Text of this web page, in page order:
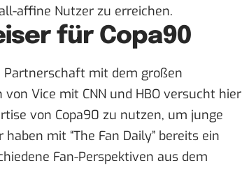
affine Nutzer zu erreichen.
für Copa90
Partnerschaft mit dem großen
Vice mit CNN und HBO versucht hier
von Copa90 zu nutzen, um junge
mit “The Fan Daily” bereits ein
Fan-Perspektiven aus dem